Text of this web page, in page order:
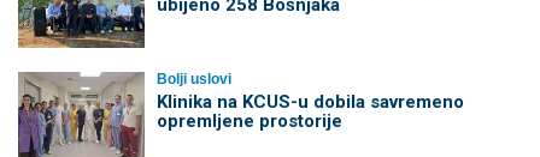
ubijeno 258 Bošnjaka
Bolji uslovi
Klinika na KCUS-u dobila savremeno
opremljene prostorije